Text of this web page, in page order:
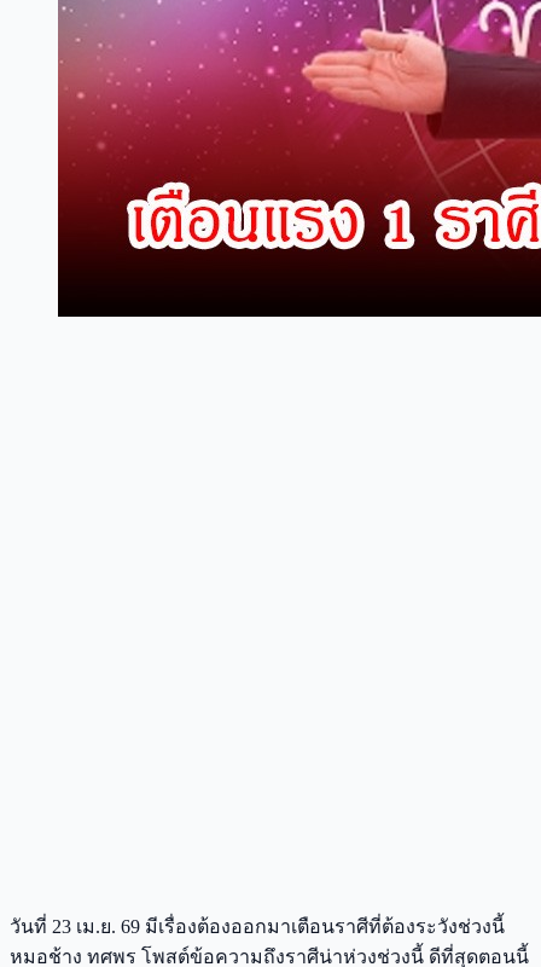
วันที่ 23 เม.ย. 69 มีเรื่องต้องออกมาเตือนราศีที่ต้องระวังช่วงนี้
หมอช้าง ทศพร โพสต์ข้อความถึงราศีน่าห่วงช่วงนี้ ดีที่สุดตอนนี้